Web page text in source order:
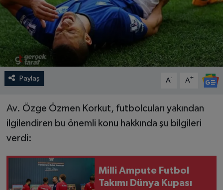
Paylaş A- A+
Av. Özge Özmen Korkut, futbolcuları yakından
ilgilendiren bu önemli konu hakkında şu bilgileri
verdi:
Milli Ampute Futbol
Takımı Dünya Kupası